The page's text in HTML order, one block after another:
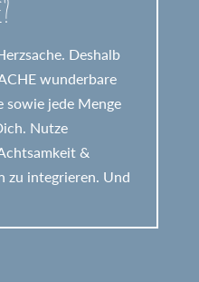
Deshalb
wunderbare
sowie jede Menge
Nutze
&
zu integrieren. Und